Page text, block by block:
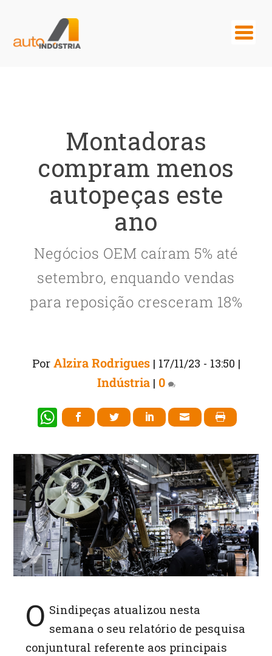
Montadoras
compram menos
autopeças este
ano
Negócios OEM caíram 5% até
setembro, enquando vendas
para reposição cresceram 18%
Por Alzira Rodrigues| 17/11/23 - 13:50 |
Indústria| 0
W
at
s
A
p
p
O Sindipeças atualizou nesta
semana o seu relatório de pesquisa
conjuntural referente aos principais